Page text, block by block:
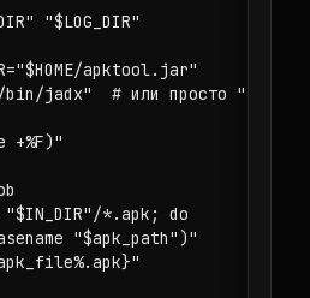
"$LOG_DIR"
apktool.jar"
bin/jadx"  # или просто "jadx",
+%F)"
*.apk; do
"$apk_path")"